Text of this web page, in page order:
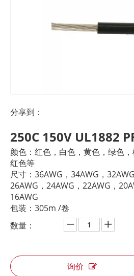
分享到：
250C 150V UL1882
颜色：红色，白色，黄色，绿色
红色等
尺寸：36AWG，34AWG，
26AWG，24AWG，22AWG，
16AWG
包装：305m /卷
数量：
询价